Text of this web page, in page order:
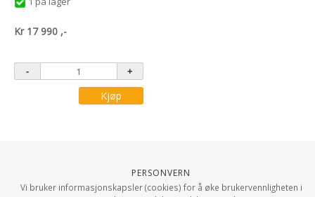
Kr 17 990 ,-
Kjøp
Personvern
Vi bruker informasjonskapsler (cookies) for å øke brukervennligheten i